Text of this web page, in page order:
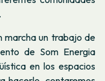
marcha un trabajo de
de Som Energia
en los espacios